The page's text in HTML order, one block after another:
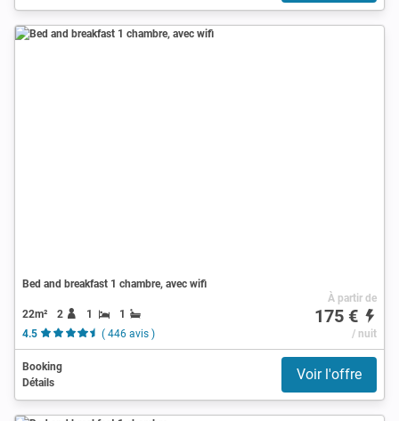
Bed and breakfast 1 chambre, avec wifi
22m² 2 1
1
4.5
( 446 avis )
À partir de
175 €
/ nuit
Booking
Détails
Voir l'offre